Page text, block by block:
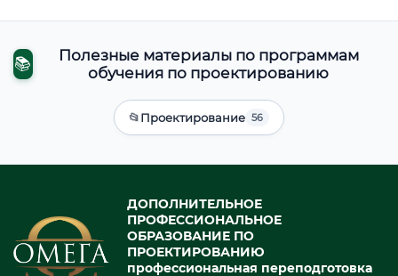
📚
Полезные материалы по программам
обучения по проектированию
📂Проектирование 56
ДОПОЛНИТЕЛЬНОЕ
ПРОФЕССИОНАЛЬНОЕ
ОБРАЗОВАНИЕ ПО
ПРОЕКТИРОВАНИЮ
профессиональная переподготовка